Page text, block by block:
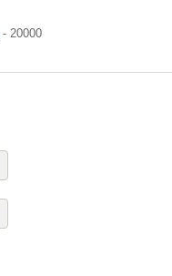
- 20000